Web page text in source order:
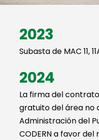
2023
Subasta de MAC 11,
2024
La firma del
gratuito del área no
Administración del
CODERN a favor del